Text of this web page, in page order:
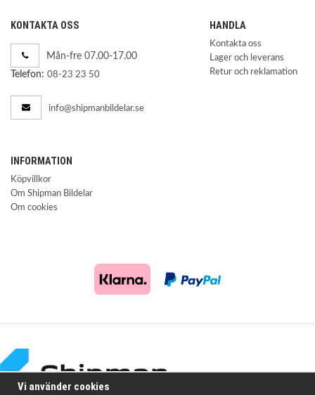
KONTAKTA OSS
Mån-fre 07.00-17.00
Telefon: 08-23 23 50
info@shipmanbildelar.se
HANDLA
Kontakta oss
Lager och leverans
Retur och reklamation
INFORMATION
Köpvillkor
Om Shipman Bildelar
Om cookies
Vi använder cookies